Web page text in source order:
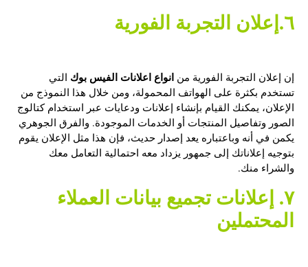
إن إعلان التجربة الفورية منانواع اعلانات الفيس بوكالتي
تستخدم بكثرة على الهواتف المحمولة، ومن خلال هذا النموذج من
الإعلان، يمكنك القيام بإنشاء إعلانات ودعايات عبر استخدام كتالوج
الصور وتفاصيل المنتجات أو الخدمات الموجودة. والفرق الجوهري
يكمن في أنه وباعتباره يعد إصدار حديث، فإن هذا مثل الإعلان يقوم
بتوجيه إعلاناتك إلى جمهور يزداد معه احتمالية التعامل معك
والشراء منك.
٧. إعلانات تجميع بيانات العملاء
المحتملين